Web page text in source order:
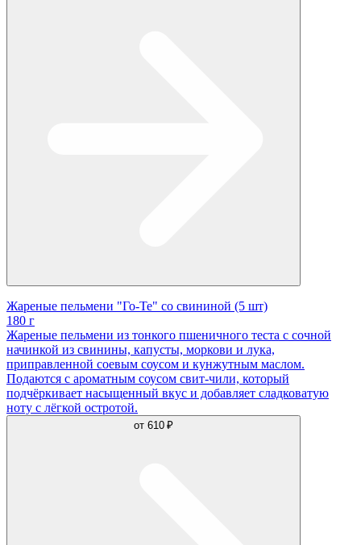
Жареные пельмени "Го-Те" со свининой (5 шт)
180 г
Жареные пельмени из тонкого пшеничного теста с сочной
начинкой из свинины, капусты, моркови и лука,
приправленной соевым соусом и кунжутным маслом.
Подаются с ароматным соусом свит-чили, который
подчёркивает насыщенный вкус и добавляет сладковатую
ноту с лёгкой остротой.
от 610 ₽